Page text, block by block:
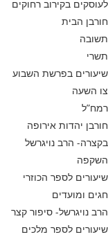
לעוסקים בקירוב רחוקים
חורבן הבית
תשובה
תשרי
שיעורים בפרשת השבוע
צו השעה
רמח”ל
חורבן יהדות אירופה
בקצרה- הרב נויגרשל
השקפה
שיעורים לספר הכוזרי
חגים ומועדים
הרב נויגרשל- סיפור קצר
שיעורים לספר מלכים